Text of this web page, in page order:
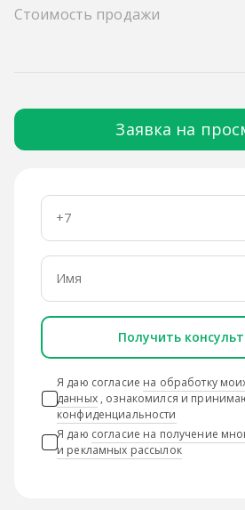
Стоимость продажи
Заявка на
Получить
Я даю согласие на обработку
данных, ознакомился и
конфиденциальности
Я даю согласие на получение
и рекламных рассылок